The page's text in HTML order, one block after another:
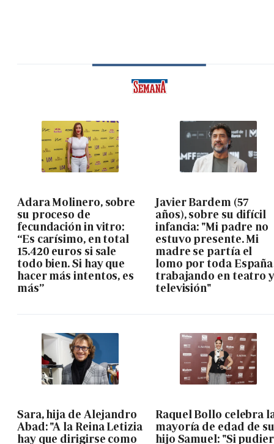
Adara Molinero, sobre
su proceso de
fecundación in vitro:
“Es carísimo, en total
15.420 euros si sale
todo bien. Si hay que
hacer más intentos, es
más”
Javier Bardem (57
años), sobre su difícil
infancia: "Mi padre no
estuvo presente. Mi
madre se partía el
lomo por toda España
trabajando en teatro
televisión"
Sara, hija de Alejandro
Abad: "A la Reina Letizia
hay que dirigirse como
Raquel Bollo celebra
mayoría de edad de
hijo Samuel: "Si